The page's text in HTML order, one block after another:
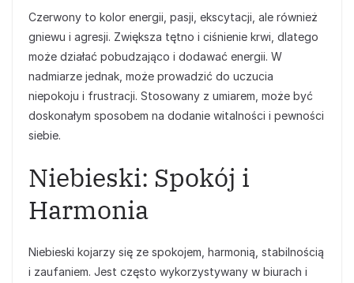
Czerwony to kolor energii, pasji, ekscytacji, ale również
gniewu i agresji. Zwiększa tętno i ciśnienie krwi, dlatego
może działać pobudzająco i dodawać energii. W
nadmiarze jednak, może prowadzić do uczucia
niepokoju i frustracji. Stosowany z umiarem, może być
doskonałym sposobem na dodanie witalności i pewności
siebie.
Niebieski: Spokój i
Harmonia
Niebieski kojarzy się ze spokojem, harmonią, stabilnością
i zaufaniem. Jest często wykorzystywany w biurach i